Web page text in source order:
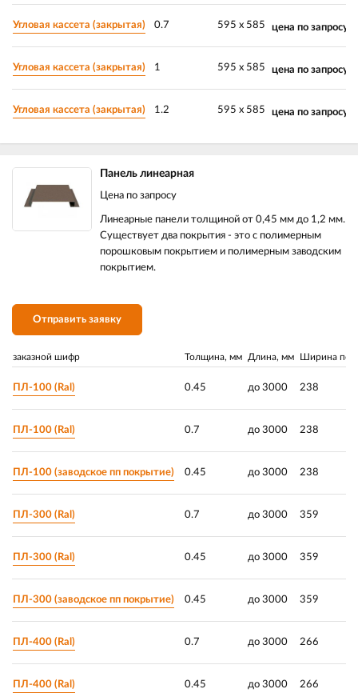
Угловая кассета (закрытая) 0.7 595 х 585 цена по запросу
Угловая кассета (закрытая) 1 595 х 585 цена по запросу
Угловая кассета (закрытая) 1.2 595 х 585 цена по запросу
Панель линеарная
Цена по запросу
Линеарные панели толщиной от 0,45 мм до 1,2 мм.
Существует два покрытия - это с полимерным
порошковым покрытием и полимерным заводским
покрытием.
Отправить заявку
заказной шифр Толщина, мм Длина, мм Ширина
ПЛ-100 (Ral) 0.45 до 3000 238
ПЛ-100 (Ral) 0.7 до 3000 238
ПЛ-100 (заводское пп покрытие) 0.45 до 3000 238
ПЛ-300 (Ral) 0.7 до 3000 359
ПЛ-300 (Ral) 0.45 до 3000 359
ПЛ-300 (заводское пп покрытие) 0.45 до 3000 359
ПЛ-400 (Ral) 0.7 до 3000 266
ПЛ-400 (Ral) 0.45 до 3000 266